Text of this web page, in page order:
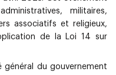
militaires,
associatifs et religieux,
de la Loi 14 sur
général du gouvernement